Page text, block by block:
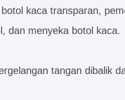
kaca transparan,
dan menyeka botol kaca.
tangan dibalik